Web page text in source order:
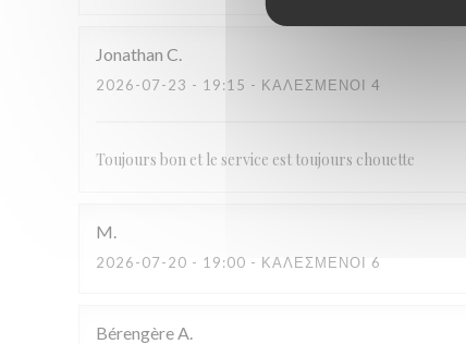
Jonathan C
2026-07-23 - 19:15 - ΚΑΛΕΣΜΈΝΟΙ 4
Toujours bon et le service est toujours chouette
M
2026-07-20 - 19:00 - ΚΑΛΕΣΜΈΝΟΙ 6
BérengèreA